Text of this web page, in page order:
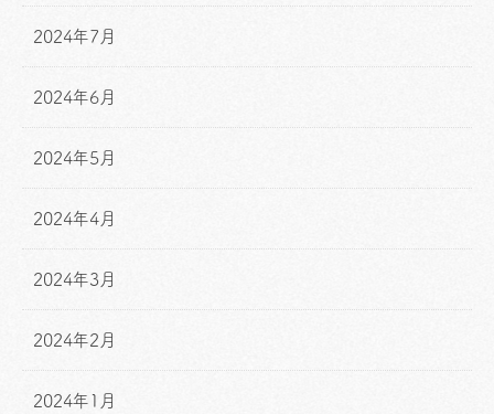
2024年7月
2024年6月
2024年5月
2024年4月
2024年3月
2024年2月
2024年1月